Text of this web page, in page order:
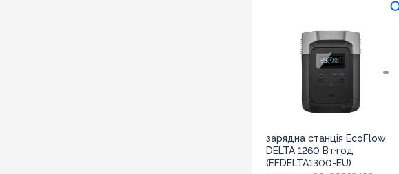
зарядна станція EcoFlow
DELTA 1260 Вт·год
(EFDELTA1300-EU)